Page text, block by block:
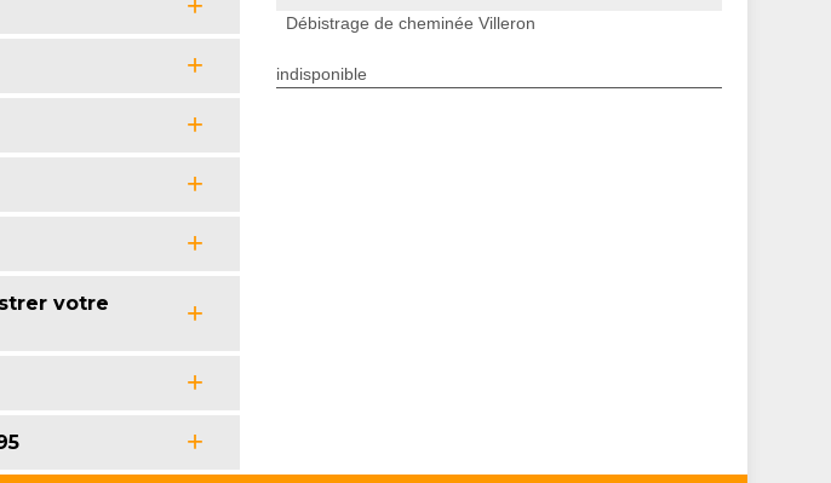
votre
Débistrage de cheminée Villeron
indisponible